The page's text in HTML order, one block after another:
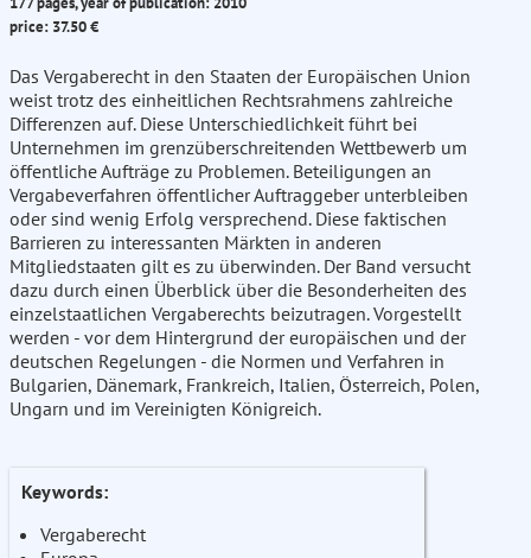
price: 37.50 €
Das Vergaberecht in den Staaten der Europäischen Union
weist trotz des einheitlichen Rechtsrahmens zahlreiche
Differenzen auf. Diese Unterschiedlichkeit führt bei
Unternehmen im grenzüberschreitenden Wettbewerb um
öffentliche Aufträge zu Problemen. Beteiligungen an
Vergabeverfahren öffentlicher Auftraggeber unterbleiben
oder sind wenig Erfolg versprechend. Diese faktischen
Barrieren zu interessanten Märkten in anderen
Mitgliedstaaten gilt es zu überwinden. Der Band versucht
dazu durch einen Überblick über die Besonderheiten des
einzelstaatlichen Vergaberechts beizutragen. Vorgestellt
werden - vor dem Hintergrund der europäischen und der
deutschen Regelungen - die Normen und Verfahren in
Bulgarien, Dänemark, Frankreich, Italien, Österreich, Polen,
Ungarn und im Vereinigten Königreich.
Keywords:
Vergaberecht